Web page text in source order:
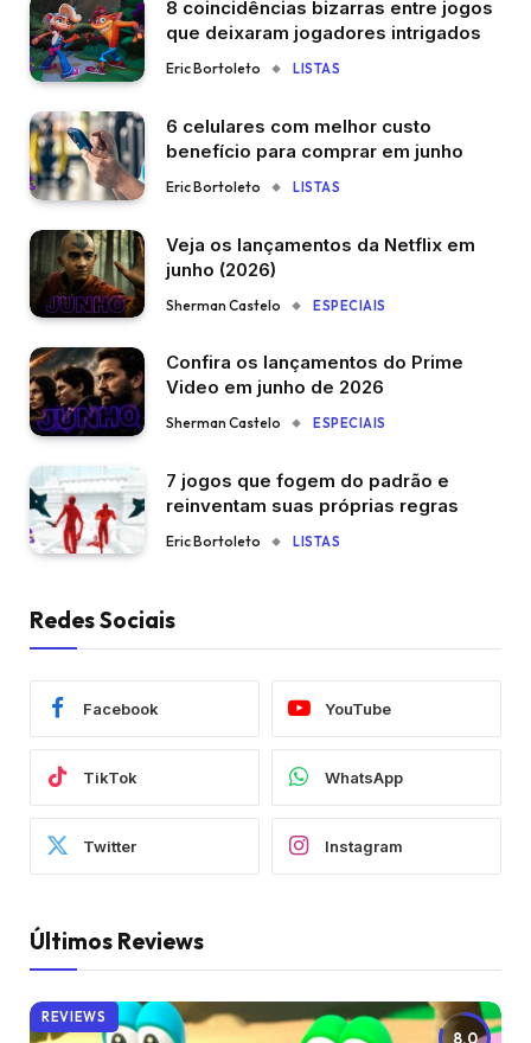
8 coincidências bizarras entre jogos
que deixaram jogadores intrigados
Eric Bortoleto LISTAS
6 celulares com melhor custo
benefício para comprar em junho
Eric Bortoleto LISTAS
Veja os lançamentos da Netflix em
junho (2026)
Sherman Castelo ESPECIAIS
Confira os lançamentos do Prime
Video em junho de 2026
Sherman Castelo ESPECIAIS
7 jogos que fogem do padrão e
reinventam suas próprias regras
Eric Bortoleto LISTAS
Redes Sociais
Facebook YouTube
TikTok WhatsApp
Twitter Instagram
Últimos Reviews
8.0
REVIEWS